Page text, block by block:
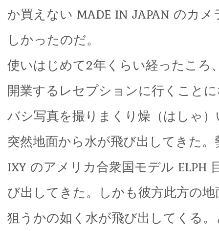
か買えない MADE IN JAPAN のカ
しかったのだ。
使いはじめて2年くらい経ったころ
開業するレセプションに行くこと
バシ写真を撮りまくり燥（はしゃ
突然地面から水が飛び出してきた
IXY のアメリカ合衆国モデル ELPH
び出してきた。しかも彼方此方の地
狙うかの如く水が飛び出してくる。